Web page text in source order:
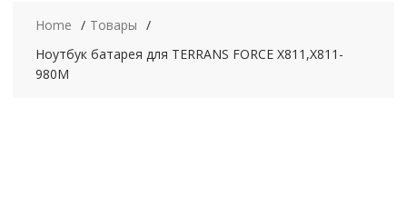
Home
Товары
Ноутбук батарея для TERRANS FORCE X811,X811-
980M